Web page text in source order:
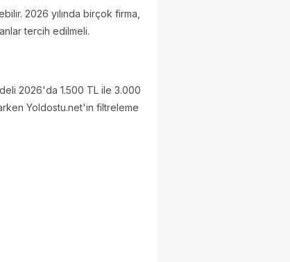
2026 yılında birçok firma,
tercih edilmeli.
2026'da 1.500 TL ile 3.000
Yoldostu.net'in filtreleme